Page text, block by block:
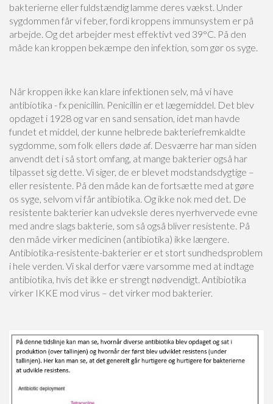
bakterierne eller fuldstændig lamme deres vækst. Under
sygdommen får vi feber, fordi kroppens immunsystem er på
arbejde. Og det arbejder mest effektivt ved 39°C. På den
måde kan kroppen bekæmpe den infektion, som gør os syge.
Når kroppen ikke kan klare infektionen selv, må vi have
antibiotika - fx penicillin. Penicillin er et lægemiddel. Det blev
opdaget i 1928 og var en sand sensation, idet man havde
fundet et middel, der kunne helbrede bakteriefremkaldte
sygdomme, som folk ellers døde af. Desværre har man siden
anvendt det i så stort omfang, at mange bakterier også har
tilpasset sig dette. Vi siger, de er blevet modstandsdygtige –
eller resistente. På den måde kan de fortsætte med at gøre
os syge, selvom vi får antibiotika. Og ikke nok med det. De
resistente bakterier kan udveksle deres nyerhvervede evne
med andre slags bakterie, som så også bliver resistente. På
den måde virker medicinen (antibiotika) ikke længere.
Antibiotika-resistente-bakterier er et stort sundhedsproblem
i hele verden. Vi skal derfor være varsomme med at indtage
antibiotika, hvis det ikke er strengt nødvendigt. Antibiotika
virker IKKE mod virus – det virker mod bakterier.